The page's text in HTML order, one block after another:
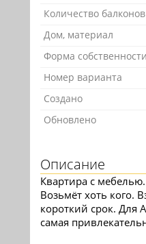
Количество балконов
Дом, материал
Форма собственности
Номер варианта
Создано
Обновлено
Описание
Квартира с
Возьмёт хоть кого.
короткий срок. Для
самая